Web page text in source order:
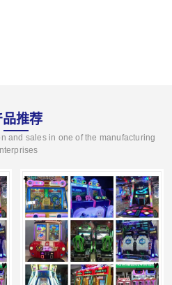
品推荐
and sales in one of the manufacturing